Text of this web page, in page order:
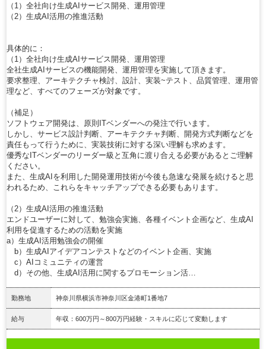
（1）全社向け生成AIサービス開発、運用管理
（2）生成AI活用の推進活動
具体的に：
（1）全社向け生成AIサービス開発、運用管理
全社生成AIサービスの機能開発、運用管理を実施して頂きます。
要求整理、アーキテクチャ検討、設計、実装~テスト、品質管理、運用管
理など、すべてのフェーズが対象です。
（補足）
ソフトウェア開発は、原則ITベンダーへの発注で行います。
しかし、サービス設計判断、アーキテクチャ判断、開発方式判断などを
責任もって行うために、実装技術に対する深い理解も求めます。
優秀なITベンダーのリーダー級と互角に渡り合える必要があるとご理解
ください。
また、生成AIを利用した開発運用技術が今後も急速な発展を続けると思
われるため、これらをキャッチアップできる必要もあります。
（2）生成AI活用の推進活動
エンドユーザーに対して、勉強会実施、各種イベント企画など、生成AI
利用を促進するための活動を実施
a）生成AI活用勉強会の開催
b）生成AIアイデアコンテストなどのイベント企画、実施
c）AIコミュニティの運営
d）その他、生成AI活用に関するプロモーション活…
勤務地 神奈川県横浜市神奈川区金港町1番地7
給与 年収：600万円～800万円経験・スキルに応じて変動します